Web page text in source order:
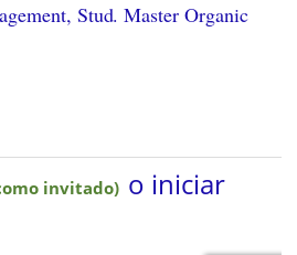
Stud. Master Organic